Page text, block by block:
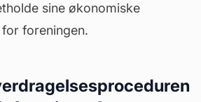
sine økonomiske
foreningen.